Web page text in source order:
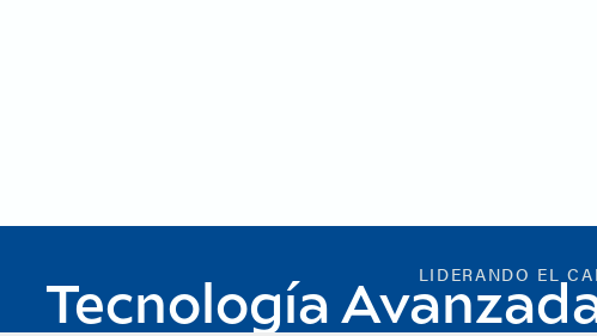
LIDERANDO EL
Tecnología